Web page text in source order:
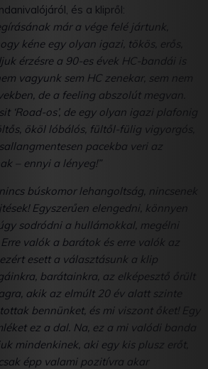
és a klipről:
már a vége felé jártunk,
kéne egy olyan igazi, tökös, erős,
érzésre a 90-es évek HC-bandái is
vagyunk sem HC zenekar, sem nem
de a feeling abszolút megvan.
‘Road-os’, de egy olyan igazi plafonig
ököl lóbálós, fültől-fülig vigyorgós,
pacekba veri az
– ennyi a lényeg!”
búskomor lehangoltság, nincsenek
Egyszerűen elengedni, könnyen
sodródni a hullámokkal, megélni
valók a barátok és erre valók az
esett a választásunk a klip
barátainkra, az elképesztő őrült
akik az elmúlt 20 év alatt szinte
bennünket, és mi viszont őket! Egy
ez a dal. Na, ez a mi valódi banda
mindenkinek, aki egy kis plusz erőt,
épp valami pozitívra akar